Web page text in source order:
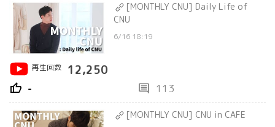
[MONTHLY CNU] Daily Life of
CNU
6/16 18:19
再生回数 12,250
thumb_up - comment 113
[MONTHLY CNU] CNU in CAFE